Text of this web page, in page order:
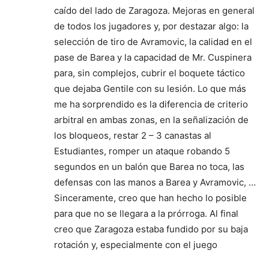
caído del lado de Zaragoza. Mejoras en general
de todos los jugadores y, por destazar algo: la
selección de tiro de Avramovic, la calidad en el
pase de Barea y la capacidad de Mr. Cuspinera
para, sin complejos, cubrir el boquete táctico
que dejaba Gentile con su lesión. Lo que más
me ha sorprendido es la diferencia de criterio
arbitral en ambas zonas, en la señalización de
los bloqueos, restar 2 – 3 canastas al
Estudiantes, romper un ataque robando 5
segundos en un balón que Barea no toca, las
defensas con las manos a Barea y Avramovic, …
Sinceramente, creo que han hecho lo posible
para que no se llegara a la prórroga. Al final
creo que Zaragoza estaba fundido por su baja
rotación y, especialmente con el juego